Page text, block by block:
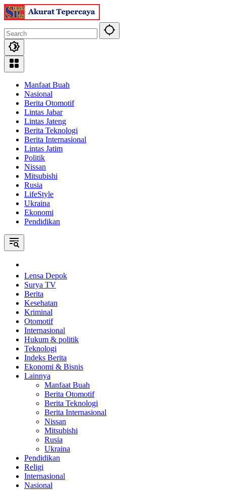
Skip
to
Manfaat Buah
Nasional
Berita Otomotif
Lintas Jabar
Lintas Jateng
Berita Teknologi
Berita Internasional
Lintas Jatim
Politik
Nissan
Mitsubishi
Rusia
LifeStyle
Ukraina
Ekonomi
Pendidikan
Lensa Depok
Surya TV
Berita
Kesehatan
Kriminal
Otomotif
Internasional
Hukum & politik
Teknologi
Indeks Berita
Ekonomi & Bisnis
Lainnya
Manfaat Buah
Berita Otomotif
Berita Teknologi
Berita Internasional
Nissan
Mitsubishi
Rusia
Ukraina
Pendidikan
Religi
Internasional
Nasional